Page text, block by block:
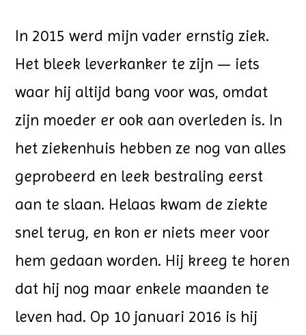
In 2015 werd mijn vader ernstig ziek.
Het bleek leverkanker te zijn — iets
waar hij altijd bang voor was, omdat
zijn moeder er ook aan overleden is. In
het ziekenhuis hebben ze nog van alles
geprobeerd en leek bestraling eerst
aan te slaan. Helaas kwam de ziekte
snel terug, en kon er niets meer voor
hem gedaan worden. Hij kreeg te horen
dat hij nog maar enkele maanden te
leven had. Op 10 januari 2016 is hij